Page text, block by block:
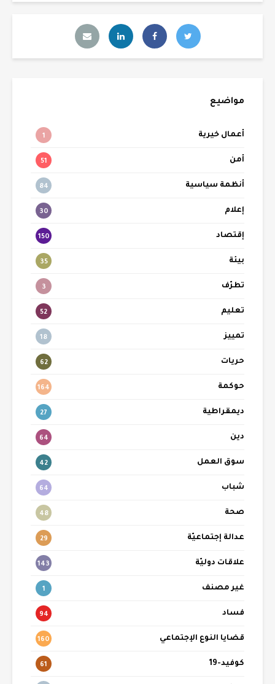
مواضيع
أعمال خيرية 1
أمن 51
أنظمة سياسية 84
إعلام 30
إقتصاد 150
بيئة 35
تطرّف 3
تعليم 52
تمييز 18
حريات 62
حوكمة 164
ديمقراطية 27
دين 64
سوق العمل 42
شباب 64
صحة 48
عدالة إجتماعيّة 29
علاقات دوليّة 143
غير مصنف 1
فساد 94
قضايا النوع الإجتماعي 160
كوفيد-19 61